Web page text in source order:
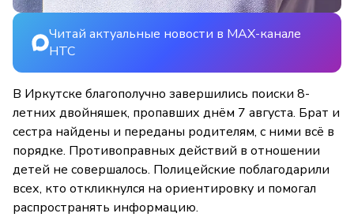
Читай актуальные новости в MAX-канале
НТС
В Иркутске благополучно завершились поиски 8-
летних двойняшек, пропавших днём 7 августа. Брат и
сестра найдены и переданы родителям, с ними всё в
порядке. Противоправных действий в отношении
детей не совершалось. Полицейские поблагодарили
всех, кто откликнулся на ориентировку и помогал
распространять информацию.